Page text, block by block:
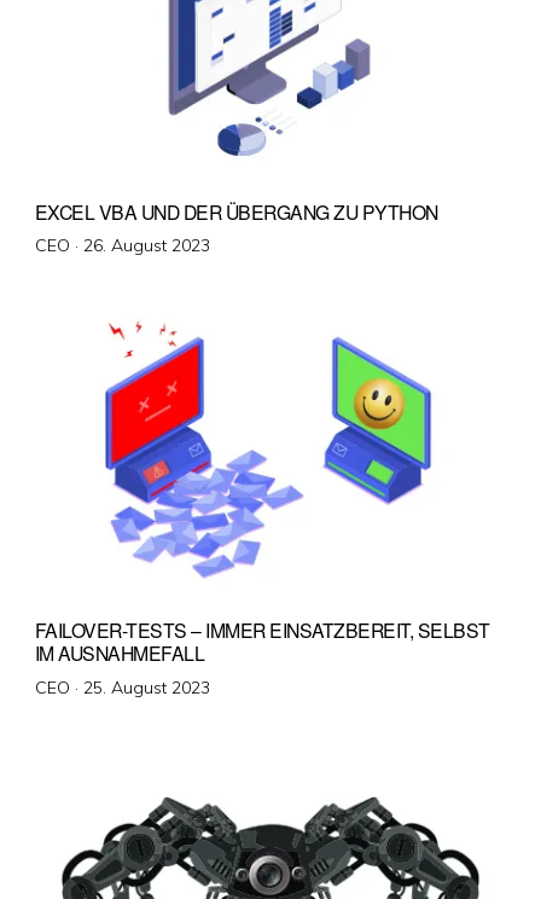
EXCEL VBA UND DER ÜBERGANG ZU PYTHON
CEO · Veröffentlicht
26. August 2023
FAILOVER-TESTS – IMMER EINSATZBEREIT, SELBST
IM AUSNAHMEFALL
CEO · Veröffentlicht
25. August 2023